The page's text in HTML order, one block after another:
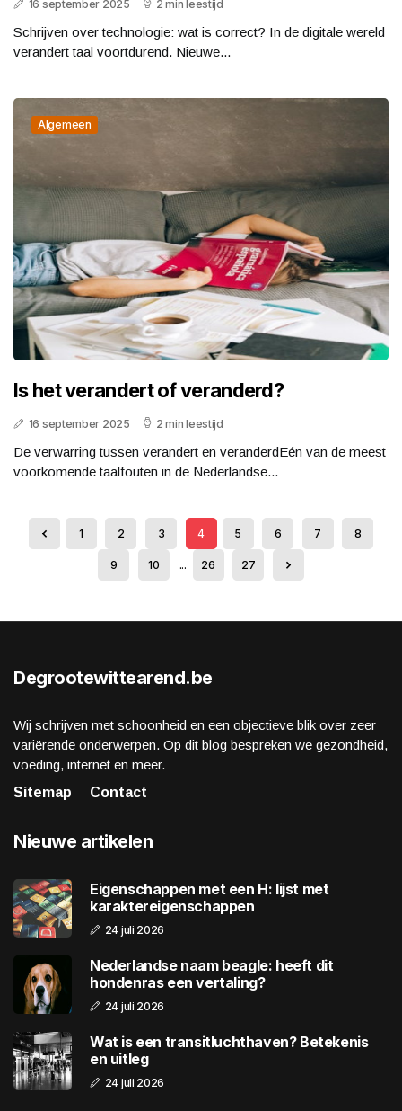
16 september 2025 2 min leestijd
Schrijven over technologie: wat is correct? In de digitale wereld
verandert taal voortdurend. Nieuwe...
Algemeen
Is het verandert of veranderd?
16 september 2025 2 min leestijd
De verwarring tussen verandert en veranderdEén van de meest
voorkomende taalfouten in de Nederlandse...
1 2 3 4 5 6 7 8
9 10 ... 26 27
Degrootewittearend.be
Wij schrijven met schoonheid en een objectieve blik over zeer
variërende onderwerpen. Op dit blog bespreken we gezondheid,
voeding, internet en meer.
Sitemap
Contact
Nieuwe artikelen
Eigenschappen met een H: lijst met
karaktereigenschappen
24 juli 2026
Nederlandse naam beagle: heeft dit
hondenras een vertaling?
24 juli 2026
Wat is een transitluchthaven? Betekenis
en uitleg
24 juli 2026